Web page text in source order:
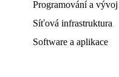
Programování a vývoj
Síťová infrastruktura
Software a aplikace